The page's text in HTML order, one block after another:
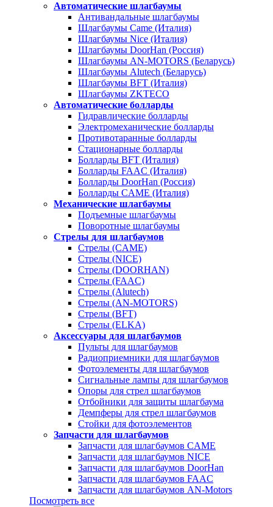
Автоматические шлагбаумы
Антивандальные шлагбаумы
Шлагбаумы Came (Италия)
Шлагбаумы Nice (Италия)
Шлагбаумы DoorHan (Россия)
Шлагбаумы AN-MOTORS (Беларусь)
Шлагбаумы Alutech (Беларусь)
Шлагбаумы BFT (Италия)
Шлагбаумы ZKTECO
Автоматические болларды
Гидравлические болларды
Электромеханические болларды
Противотаранные болларды
Стационарные болларды
Болларды BFT (Италия)
Болларды FAAC (Италия)
Болларды DoorHan (Россия)
Болларды CAME (Италия)
Механические шлагбаумы
Подъемные шлагбаумы
Поворотные шлагбаумы
Стрелы для шлагбаумов
Стрелы (CAME)
Стрелы (NICE)
Стрелы (DOORHAN)
Стрелы (FAAC)
Стрелы (Alutech)
Стрелы (AN-MOTORS)
Стрелы (BFT)
Стрелы (ELKA)
Аксессуары для шлагбаумов
Пульты для шлагбаумов
Радиоприемники для шлагбаумов
Фотоэлементы для шлагбаумов
Сигнальные лампы для шлагбаумов
Опоры для стрел шлагбаумов
Отбойники для защиты шлагбаума
Демпферы для стрел шлагбаумов
Стойки для фотоэлементов
Запчасти для шлагбаумов
Запчасти для шлагбаумов CAME
Запчасти для шлагбаумов NICE
Запчасти для шлагбаумов DoorHan
Запчасти для шлагбаумов FAAC
Запчасти для шлагбаумов AN-Motors
Посмотреть все